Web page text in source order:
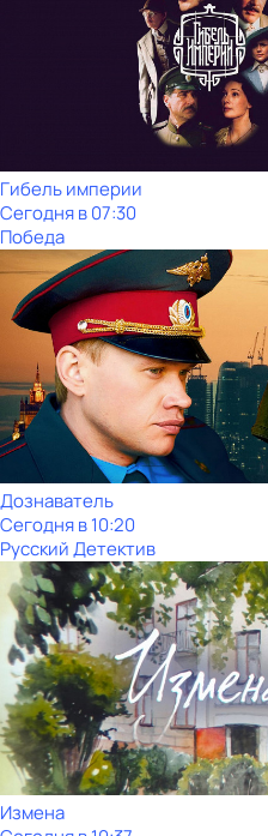
Гибель империи
Сегодня в 07:30
Победа
Дознаватель
Сегодня в 10:20
Русский Детектив
Измена